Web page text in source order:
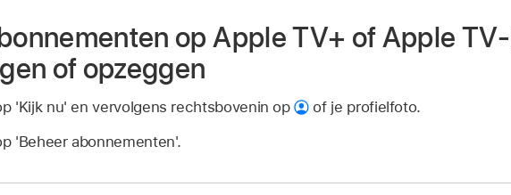
op Apple TV+ of Apple
of opzeggen
'Kijk nu' en vervolgens rechtsbovenin op
of je profielfoto.
'Beheer abonnementen'.